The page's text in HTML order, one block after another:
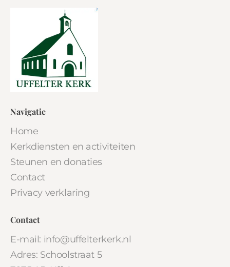
Navigatie
Home
Kerkdiensten en activiteiten
Steunen en donaties
Contact
Privacy verklaring
Contact
E-mail: info@uffelterkerk.nl
Adres: Schoolstraat 5